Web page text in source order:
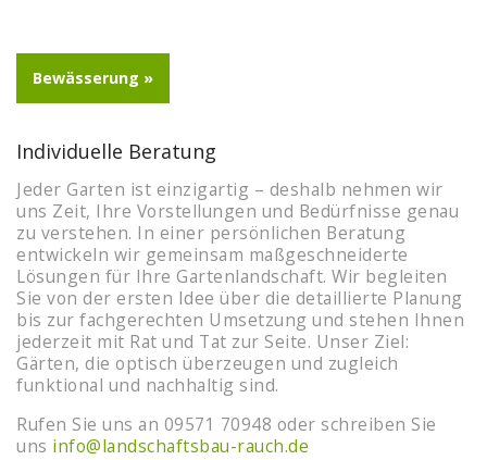
Bewässerung »
Individuelle Beratung
Jeder Garten ist einzigartig – deshalb nehmen wir
uns Zeit, Ihre Vorstellungen und Bedürfnisse genau
zu verstehen. In einer persönlichen Beratung
entwickeln wir gemeinsam maßgeschneiderte
Lösungen für Ihre Gartenlandschaft. Wir begleiten
Sie von der ersten Idee über die detaillierte Planung
bis zur fachgerechten Umsetzung und stehen Ihnen
jederzeit mit Rat und Tat zur Seite. Unser Ziel:
Gärten, die optisch überzeugen und zugleich
funktional und nachhaltig sind.
Rufen Sie uns an 09571 70948 oder schreiben Sie
uns info@landschaftsbau-rauch.de